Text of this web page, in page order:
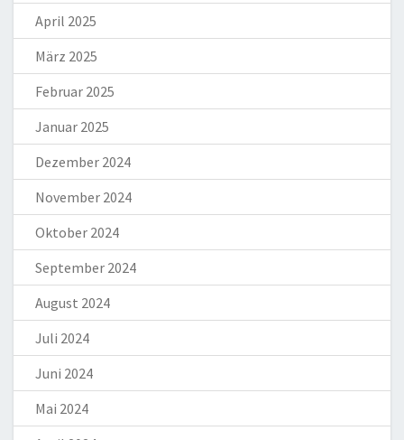
April 2025
März 2025
Februar 2025
Januar 2025
Dezember 2024
November 2024
Oktober 2024
September 2024
August 2024
Juli 2024
Juni 2024
Mai 2024